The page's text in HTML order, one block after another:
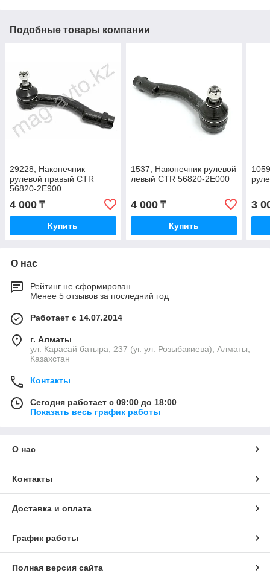
Подобные товары компании
29228, Наконечник
рулевой правый CTR
56820-2E900
4 000 ₸
Купить
1537, Наконечник рулевой
левый CTR 56820-2E000
4 000₸
Купить
3
О нас
Рейтинг не сформирован
Менее 5 отзывов за последний год
Работает с 14.07.2014
г. Алматы
ул. Карасай батыра, 237 (уг. ул. Розыбакиева), Алматы,
Казахстан
Контакты
Сегодня работает с 09:00 до 18:00
Показать весь график работы
О нас
Контакты
Доставка и оплата
График работы
Полная версия сайта